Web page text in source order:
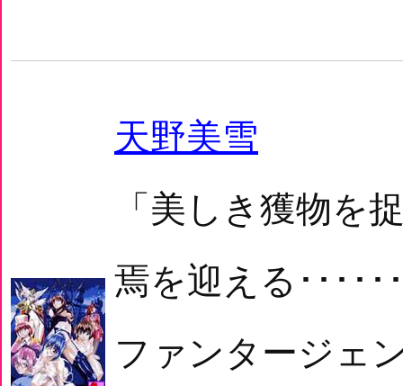
天野美雪
「美しき獲物を
焉を迎える････
ファンタージェ